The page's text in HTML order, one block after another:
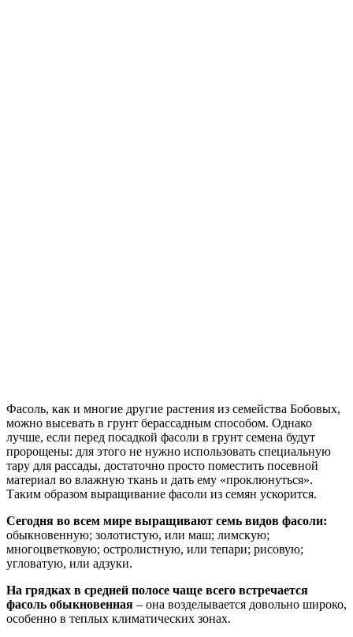
Фасоль, как и многие другие растения из семейства Бобовых,
можно высевать в грунт берассадным способом. Однако
лучше, если перед посадкой фасоли в грунт семена будут
пророщены: для этого не нужно использовать специальную
тару для рассады, достаточно просто поместить посевной
материал во влажную ткань и дать ему «проклюнуться».
Таким образом выращивание фасоли из семян ускорится.
Сегодня во всем мире выращивают семь видов фасоли:
обыкновенную; золотистую, или маш; лимскую;
многоцветковую; остролистную, или тепари; рисовую;
угловатую, или адзуки.
На грядках в средней полосе чаще всего встречается
фасоль обыкновенная – она возделывается довольно широко,
особенно в теплых климатических зонах.